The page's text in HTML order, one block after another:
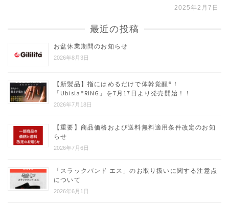
2025年2月7日
最近の投稿
お盆休業期間のお知らせ
2026年8月3日
【新製品】指にはめるだけで体幹覚醒®︎！
「Ubisla®︎RING」を7月17日より発売開始！！
2026年7月18日
【重要】商品価格および送料無料適用条件改定のお知
らせ
2026年7月6日
「スラックバンド エス」のお取り扱いに関する注意点
について
2026年6月1日